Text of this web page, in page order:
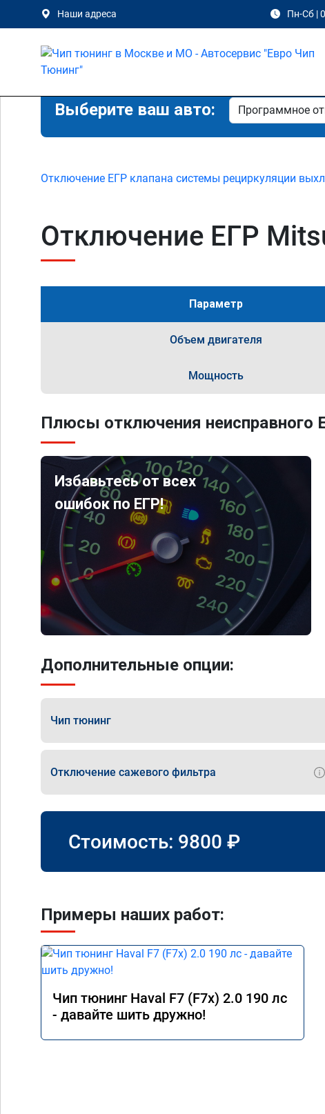
Наши адреса Пн-Сб |
Выберите ваш авто:
Отключение ЕГР клапана системы рециркуляции
Отключение ЕГР
Параметр
Объем двигателя
Мощность
Плюсы отключения неисправного
Избавьтесь от всех
ошибок по ЕГР!
Дополнительные опции:
Чип тюнинг
Отключение сажевого фильтра
Стоимость: 9800 ₽
Примеры наших работ:
Чип тюнинг Haval F7 (F7x) 2.0 190 лс
- давайте шить дружно!